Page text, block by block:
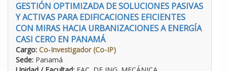
GESTIÓN OPTIMIZADA DE SOLUCIONES PASIVAS
Y ACTIVAS PARA EDIFICACIONES EFICIENTES
CON MIRAS HACIA URBANIZACIONES A ENERGÍA
CASI CERO EN PANAMÁ
Cargo: Co-Investigador (Co-IP)
Sede: Panamá